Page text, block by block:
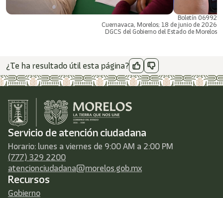
Boletín 06992
Cuernavaca, Morelos; 18 de junio de 2026
DGCS del Gobierno del Estado de Morelos
¿Te ha resultado útil esta página?
Servicio de atención ciudadana
Horario: lunes a viernes de 9:00 AM a 2:00 PM
(777) 329 2200
atencionciudadana@morelos.gob.mx
Recursos
Gobierno